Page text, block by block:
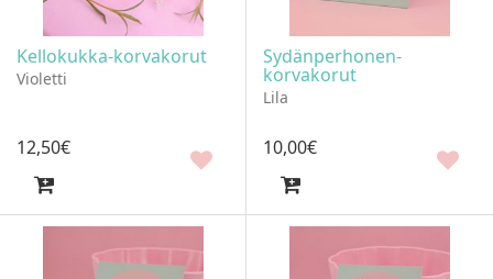
Kellokukka-korvakorut
Violetti
12,50€
Sydänperhonen-
korvakorut
Lila
10,00€